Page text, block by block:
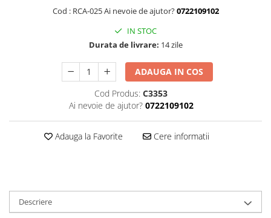
Cod : RCA-025 Ai nevoie de ajutor?0722109102
IN STOC
Durata de livrare: 14 zile
ADAUGA IN COS
Cod Produs: C3353
Ai nevoie de ajutor? 0722109102
Adauga la Favorite Cere informatii
Descriere